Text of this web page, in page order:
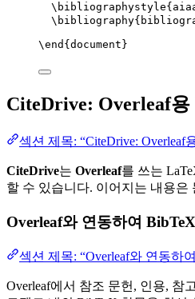
\bibliographystyle
\bibliography
\end { document }
CiteDrive: Overleaf용
섹션 제목: “CiteDrive: Overleaf
CiteDrive는 Overleaf를 쓰는
할 수 있습니다. 이어지는 내용은
Overleaf와 연동하여
섹션 제목: “Overleaf와 연동하
Overleaf에서 참조 문헌, 인용, 참